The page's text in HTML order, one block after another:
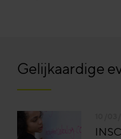
Gelijkaardige